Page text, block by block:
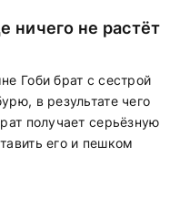
ничего не растёт
Гоби брат с сестрой
в результате чего
получает серьёзную
его и пешком